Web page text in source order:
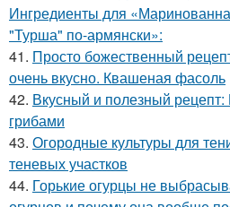
Ингредиенты для
"Турша" по-армянски»:
41. Просто божественный
очень вкусно. Квашеная фасоль
42. Вкусный и полезный рецепт:
грибами
43. Огородные культуры для
теневых участков
44. Горькие огурцы не